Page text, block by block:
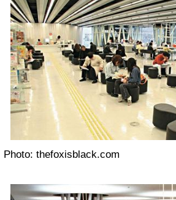
Photo: thefoxisblack.com